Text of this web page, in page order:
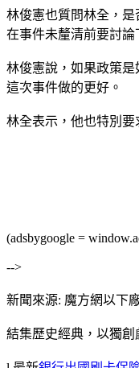
林俊憲也質問林全，
在事件未釐清前要討論
林俊憲說，如果政策
這次事件做的更好。
林全表示，他也特別
(adsbygoogle =
-->
新聞來源: 魔方網以下
結集歷史經典，以獨